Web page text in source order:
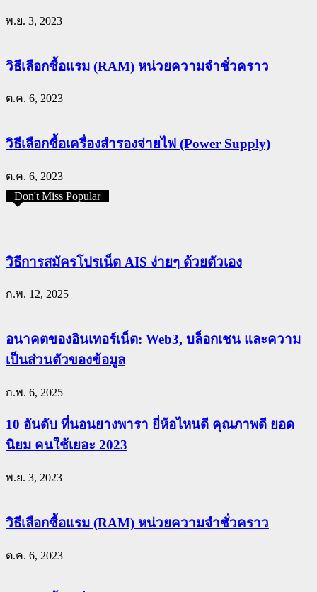
พ.ย. 3, 2023
วิธีเลือกซื้อแรม (RAM) หน่วยความจำชั่วคราว
ต.ค. 6, 2023
วิธีเลือกซื้อเครื่องสำรองจ่ายไฟ (Power Supply)
ต.ค. 6, 2023
Don't Miss Popular
วิธีการสมัครโปรเน็ต AIS ง่ายๆ ด้วยตัวเอง
ก.พ. 12, 2025
อนาคตของอินเทอร์เน็ต: Web3, บล็อกเชน และความ
เป็นส่วนตัวของข้อมูล
ก.พ. 6, 2025
10 อันดับ ที่นอนยางพารา ยี่ห้อไหนดี คุณภาพดี ยอด
นิยม คนใช้เยอะ 2023
พ.ย. 3, 2023
วิธีเลือกซื้อแรม (RAM) หน่วยความจำชั่วคราว
ต.ค. 6, 2023